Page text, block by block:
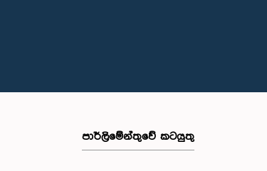
පාර්ලිමේන්තුවේ කටයුතු